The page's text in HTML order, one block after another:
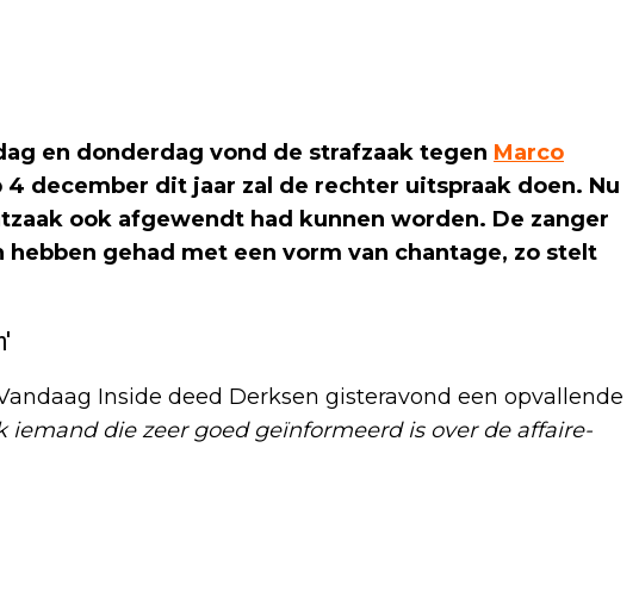
en donderdag vond de strafzaak tegen Marco
4 december dit jaar zal de rechter uitspraak doen. Nu
ook afgewendt had kunnen worden. De zanger
hebben gehad met een vorm van chantage, zo stelt
Inside deed Derksen gisteravond een opvallende
iemand die zeer goed geïnformeerd is over de affaire-